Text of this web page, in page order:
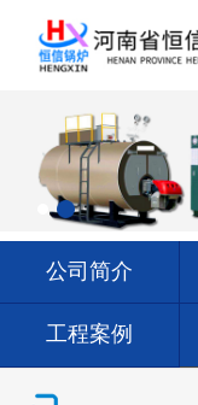
公司简介
工程案例
联系我们